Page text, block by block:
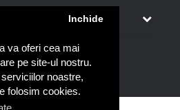
va oferi cea mai
pe site-ul nostru.
noastre,
folosim cookies.
Inchide